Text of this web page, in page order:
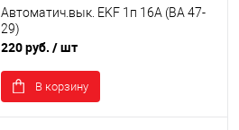
Автоматич.вык. EKF 1п 16А (ВА 47-
29)
220 руб. / шт
В корзину